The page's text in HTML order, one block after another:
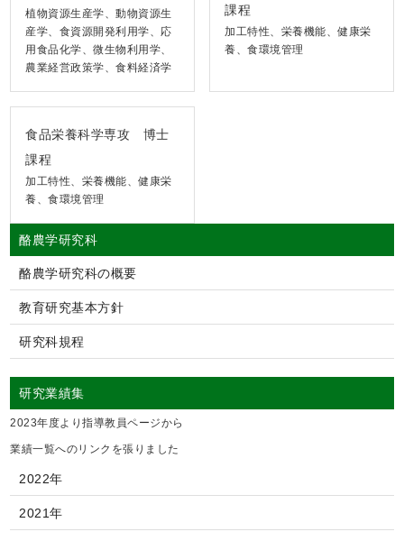
植物資源生産学、動物資源生
産学、食資源開発利用学、応
用食品化学、微生物利用学、
農業経営政策学、食料経済学
課程
加工特性、栄養機能、健康栄
養、食環境管理
食品栄養科学専攻 博士
課程
加工特性、栄養機能、健康栄
養、食環境管理
酪農学研究科
酪農学研究科の概要
教育研究基本方針
研究科規程
研究業績集
2023年度より指導教員ページから
業績一覧へのリンクを張りました
2022年
2021年